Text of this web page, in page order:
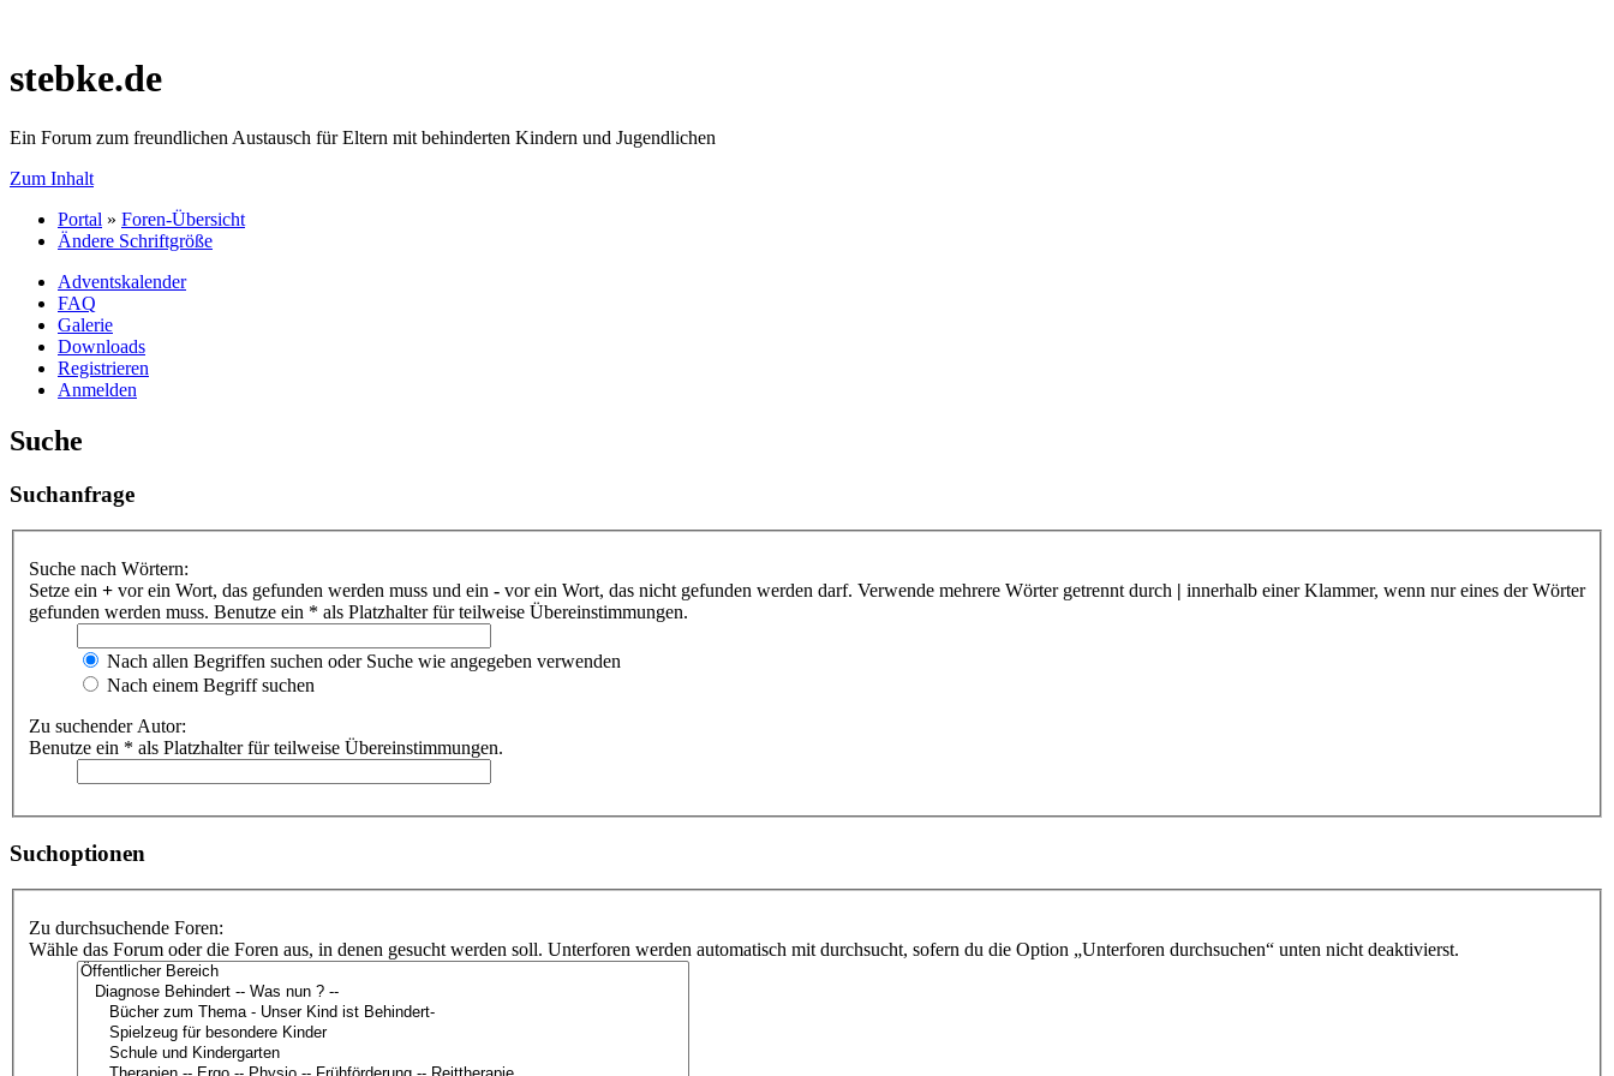
stebke.de
Ein Forum zum freundlichen Austausch für Eltern mit behinderten Kindern und Jugendlichen
Zum Inhalt
Portal » Foren-Übersicht
Ändere Schriftgröße
Adventskalender
FAQ
Galerie
Downloads
Registrieren
Anmelden
Suche
Suchanfrage
Suche nach Wörtern:
Setze ein + vor ein Wort, das gefunden werden muss und ein - vor ein Wort, das nicht gefunden werden darf. Verwende mehrere Wörter getrennt durch | innerhalb einer Klammer, wenn nur eines der Wörter
gefunden werden muss. Benutze ein * als Platzhalter für teilweise Übereinstimmungen.
Nach allen Begriffen suchen oder Suche wie angegeben verwenden
Nach einem Begriff suchen
Zu suchender Autor:
Benutze ein * als Platzhalter für teilweise Übereinstimmungen.
Suchoptionen
Zu durchsuchende Foren:
Wähle das Forum oder die Foren aus, in denen gesucht werden soll. Unterforen werden automatisch mit durchsucht, sofern du die Option „Unterforen durchsuchen“ unten nicht deaktivierst.